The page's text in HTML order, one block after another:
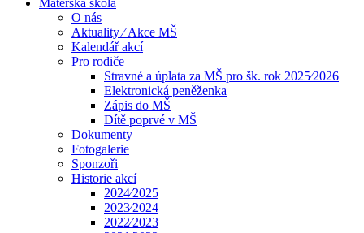
Mateřská škola
O nás
Aktuality ⁄ Akce MŠ
Kalendář akcí
Pro rodiče
Stravné a úplata za MŠ pro šk. rok 2025⁄2026
Elektronická peněženka
Zápis do MŠ
Dítě poprvé v MŠ
Dokumenty
Fotogalerie
Sponzoři
Historie akcí
2024⁄2025
2023⁄2024
2022⁄2023